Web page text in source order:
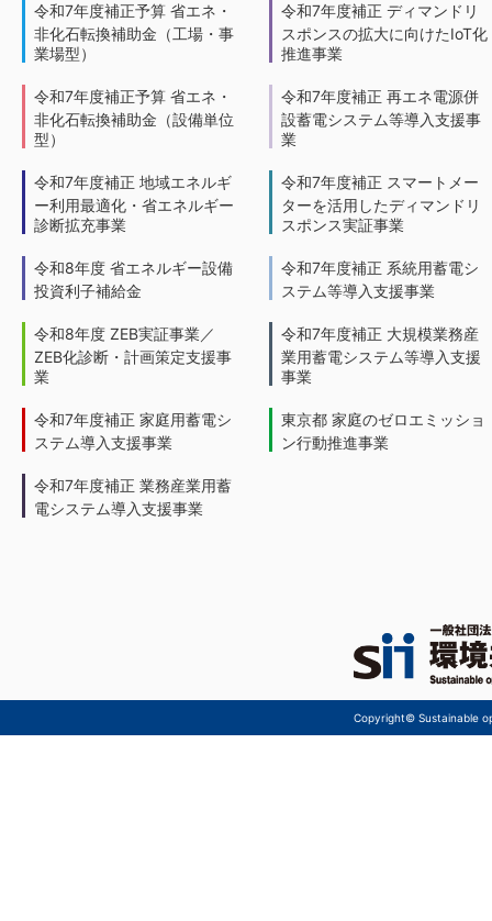
令和7年度補正予算 省エネ・
非化石転換補助金（工場・事
業場型）
令和7年度補正予算 省エネ・
非化石転換補助金（設備単位
型）
令和7年度補正 地域エネルギ
ー利用最適化・省エネルギー
診断拡充事業
令和8年度 省エネルギー設備
投資利子補給金
令和8年度 ZEB実証事業／
ZEB化診断・計画策定支援事
業
令和7年度補正 家庭用蓄電シ
ステム導入支援事業
令和7年度補正 業務産業用蓄
電システム導入支援事業
令和7年度補正 ディマンドリ
スポンスの拡大に向けたIoT化
推進事業
令和7年度補正 再エネ電源併
設蓄電システム等導入支援事
業
令和7年度補正 スマートメー
ターを活用したディマンドリ
スポンス実証事業
令和7年度補正 系統用蓄電シ
ステム等導入支援事業
令和7年度補正 大規模業務産
業用蓄電システム等導入支援
事業
東京都 家庭のゼロエミッショ
ン行動推進事業
Copyright© Sustainable